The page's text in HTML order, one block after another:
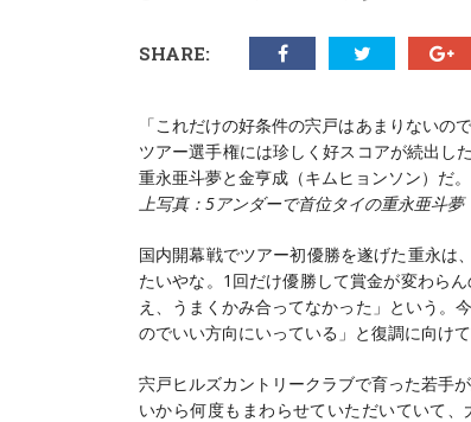
SHARE:
「これだけの好条件の宍戸はあまりない
ツアー選手権には珍しく好スコアが続出し
重永亜斗夢と金亨成（キムヒョンソン）だ。
上写真：5アンダーで首位タイの重永亜斗夢
国内開幕戦でツアー初優勝を遂げた重永は
たいやな。1回だけ優勝して賞金が変わら
え、うまくかみ合ってなかった」という。
のでいい方向にいっている」と復調に向け
宍戸ヒルズカントリークラブで育った若手
いから何度もまわらせていただいていて